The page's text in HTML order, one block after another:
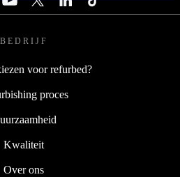
BEDRIJF
voor refurbed?
proces
Kwaliteit
Over ons